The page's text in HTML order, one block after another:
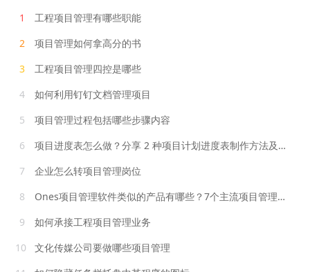
1
工程项目管理有哪些职能
2
项目管理如何拿高分的书
3
工程项目管理四控是哪些
4
如何利用钉钉文档管理项目
5
项目管理过程包括哪些步骤内容
6
项目进度表怎么做？分享 2 种项目计划进度表制作方法及具体步骤
7
企业怎么转项目管理岗位
8
Ones项目管理软件类似的产品有哪些？7个主流项目管理软件分享
9
如何承接工程项目管理业务
10
文化传媒公司要做哪些项目管理